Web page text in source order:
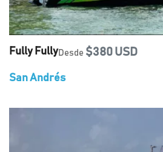
Fully FullyDesde $380 USD
San Andrés